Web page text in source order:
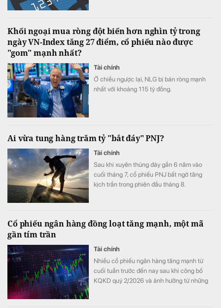
Khối ngoại mua ròng đột biến hơn nghìn tỷ trong
ngày VN-Index tăng 27 điểm, cổ phiếu nào được
"gom" mạnh nhất?
Tài chính
Ở chiều ngược lại, NLG bị bán ròng mạnh
nhất với khoảng 115 tỷ đồng.
Ai vừa tung hàng trăm tỷ "bắt đáy" PNJ?
Tài chính
Sau khi xuyên thủng đáy gần 6 năm vào
cuối tháng 7, cổ phiếu PNJ bất ngờ tăng
kịch trần trong phiên đầu tháng 8.
Cổ phiếu ngân hàng đồng loạt tăng mạnh, một mã
gần tím trần
Tài chính
Nhiều cổ phiếu ngân hàng tăng mạnh từ
cuối tuần trước đến nay sau khi công bố
KQKD quý 2/2026 và ảnh hưởng từ những